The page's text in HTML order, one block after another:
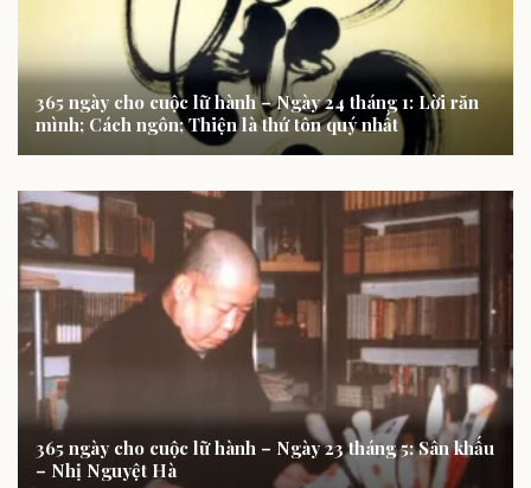
365 ngày cho cuộc lữ hành – Ngày 24 tháng 1: Lời răn
mình; Cách ngôn; Thiện là thứ tôn quý nhất
365 ngày cho cuộc lữ hành – Ngày 23 tháng 5: Sân khấu
– Nhị Nguyệt Hà